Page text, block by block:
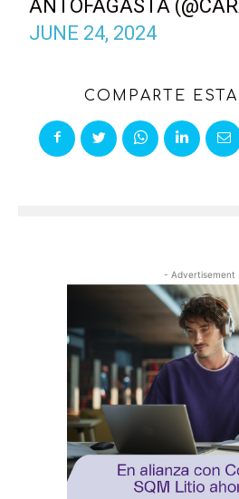
ANTOFAGASTA
JUNE 24, 2024
COMPARTE
- Advertisement